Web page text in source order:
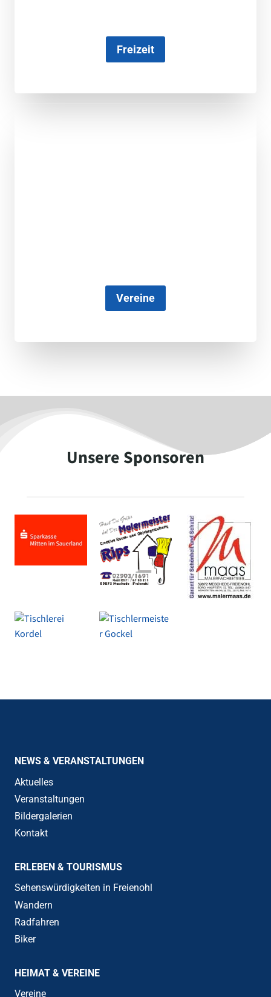
Freizeit
Vereine
Unsere Sponsoren
NEWS & VERANSTALTUNGEN
Aktuelles
Veranstaltungen
Bildergalerien
Kontakt
ERLEBEN & TOURISMUS
Sehenswürdigkeiten in Freienohl
Wandern
Radfahren
Biker
HEIMAT & VEREINE
Vereine